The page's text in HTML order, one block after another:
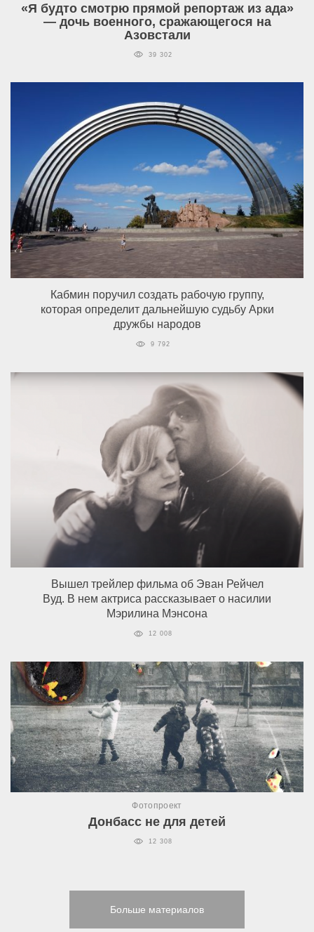
«Я будто смотрю прямой репортаж из ада»
— дочь военного, сражающегося на
Азовстали
39 302
Кабмин поручил создать рабочую группу,
которая определит дальнейшую судьбу Арки
дружбы народов
9 792
Вышел трейлер фильма об Эван Рейчел
Вуд. В нем актриса рассказывает о насилии
Мэрилина Мэнсона
12 008
Фотопроект
Донбасс не для детей
12 308
Больше материалов